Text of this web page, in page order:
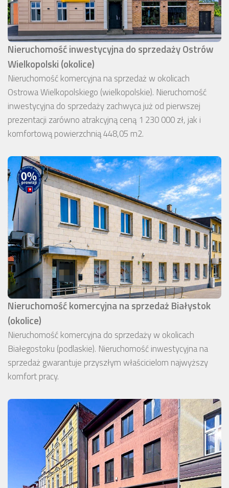
Nieruchomość inwestycyjna do sprzedaży Ostrów
Wielkopolski (okolice)
Nieruchomość komercyjna na sprzedaż w okolicach
Ostrowa Wielkopolskiego (wielkopolskie). Nieruchomość
inwestycyjna do sprzedaży zachwyca już od pierwszej
prezentacji zarówno atrakcyjną ceną 1 230 000 zł, jak i
komfortową powierzchnią 448,05 m2.
Nieruchomość komercyjna na sprzedaż Białystok
(okolice)
Nieruchomość komercyjna do sprzedaży w okolicach
Białegostoku (podlaskie). Nieruchomość inwestycyjna na
sprzedaż gwarantuje przyszłym właścicielom najwyższy
komfort pracy.